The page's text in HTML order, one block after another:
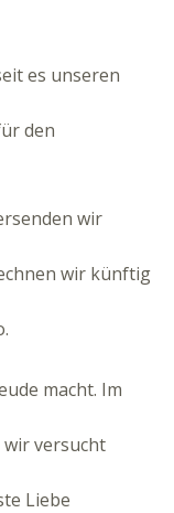
es unseren
den
wir
wir künftig
macht. Im
versucht
Liebe